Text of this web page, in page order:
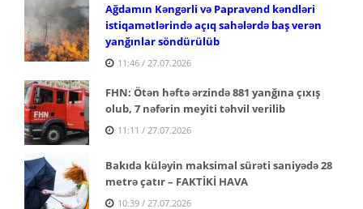
Ağdamın Kəngərli və Papravənd kəndləri
istiqamətlərində açıq sahələrdə baş verən
yanğınlar söndürülüb
11:46 / 27.07.2026
FHN: Ötən həftə ərzində 881 yanğına çıxış
olub, 7 nəfərin meyiti təhvil verilib
11:11 / 27.07.2026
Bakıda küləyin maksimal sürəti saniyədə 28
metrə çatır – FAKTİKİ HAVA
10:39 / 27.07.2026